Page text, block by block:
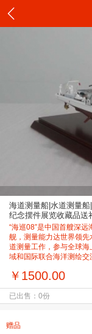
海道测量船|水道测量
纪念摆件展览收藏品送
“海巡08”是中国首艘深
舰，测量能力达世界领
道测量工作，参与全球
域和国际联合海洋测绘交
￥1500.00
已出售：0份
赠品